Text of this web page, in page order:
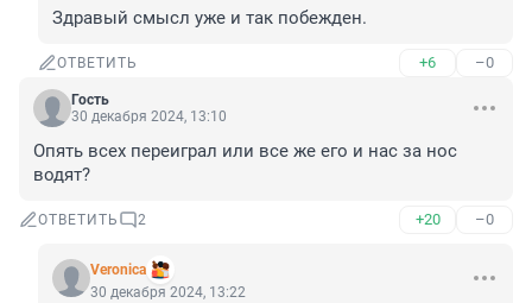
Здравый смысл уже и так побежден.
ОТВЕТИТЬ +6 –0
Гость
30 декабря 2024, 13:10
Опять всех переиграл или все же его и нас за нос
водят?
ОТВЕТИТЬ 2 +20 –0
Veronica
30 декабря 2024, 13:22